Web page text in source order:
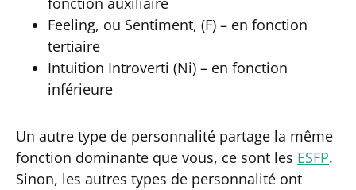
Feeling, ou Sentiment, (F) – en fonction
tertiaire
Intuition Introverti (Ni) – en fonction
inférieure
Un autre type de personnalité partage la même
fonction dominante que vous, ce sont les ESFP.
Sinon, les autres types de personnalité ont